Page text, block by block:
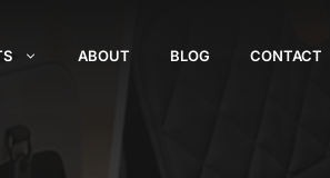
ABOUT BLOG CONTACT